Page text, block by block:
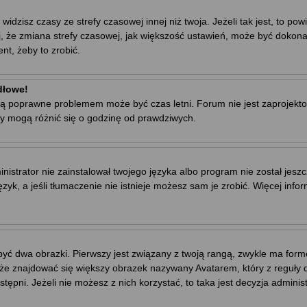
czasy ze strefy czasowej innej niż twoja. Jeżeli tak jest, to
zmiana strefy czasowej, jak większość ustawień, może być
żeby to zrobić.
poprawne problemem może być czas letni. Forum nie jest
różnić się o godzinę od prawdziwych.
nie zainstalował twojego języka albo program nie został
a jeśli tłumaczenie nie istnieje możesz sam je zrobić. Więcej
dwa obrazki. Pierwszy jest związany z twoją rangą, zwykle ma
znajdować się większy obrazek nazywany Avatarem, który z
Jeżeli nie możesz z nich korzystać, to taka jest decyzja